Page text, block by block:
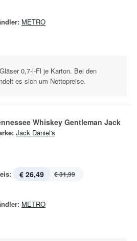
METRO
0,7-l-Fl je Karton. Bei den
es sich um Nettopreise.
Whiskey Gentleman Jack
Jack Daniel's
€ 26,49 € 31,99
METRO